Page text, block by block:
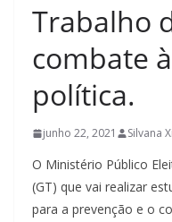
Trabalho
combate
política.
junho 22, 2021 Silvana
O Ministério Público
(GT) que vai realizar
para a prevenção e o